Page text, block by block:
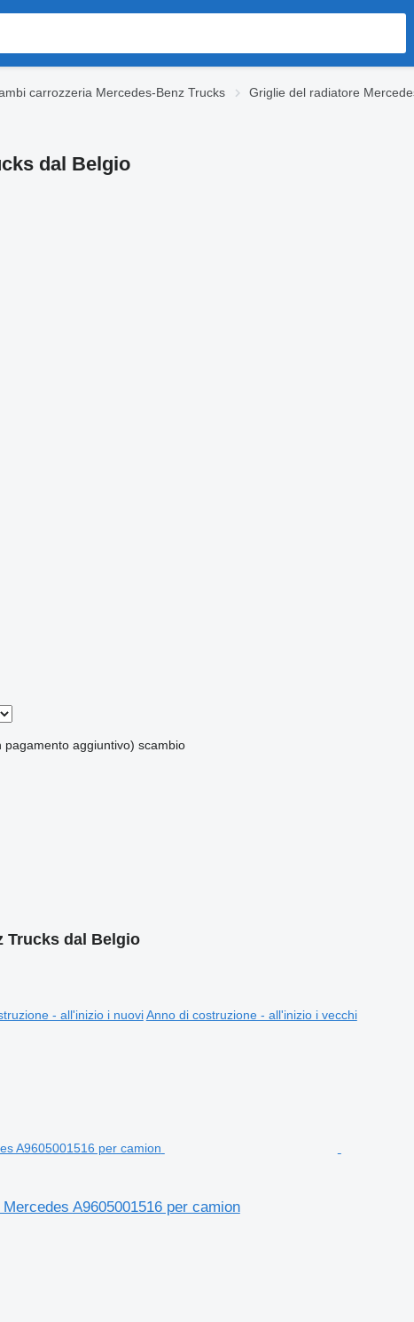
carrozzeria Mercedes-Benz Trucks
Griglie del radiatore
dal Belgio
pagamento aggiuntivo) scambio
Trucks dal Belgio
- all'inizio i nuovi Anno di costruzione - all'inizio i vecchi
A9605001516 per camion